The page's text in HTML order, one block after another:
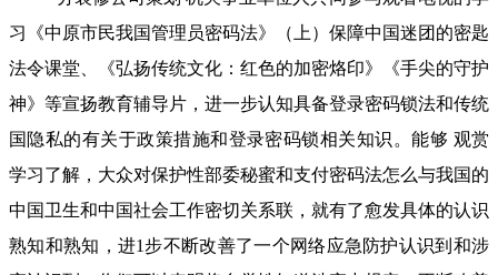
习《中原市民我国管理员密码法》（上）保障中国迷团的密匙
法令课堂、《弘扬传统文化：红色的加密烙印》《手尖的守护
神》等宣扬教育辅导片，进一步认知具备登录密码锁法和传统
国隐私的有关于政策措施和登录密码锁相关知识。能够 观赏
学习了解，大众对保护性部委秘蜜和支付密码法怎么与我国的
中国卫生和中国社会工作密切关系联，就有了愈发具体的认识
熟知和熟知，进1步不断改善了一个网络应急防护认识到和涉